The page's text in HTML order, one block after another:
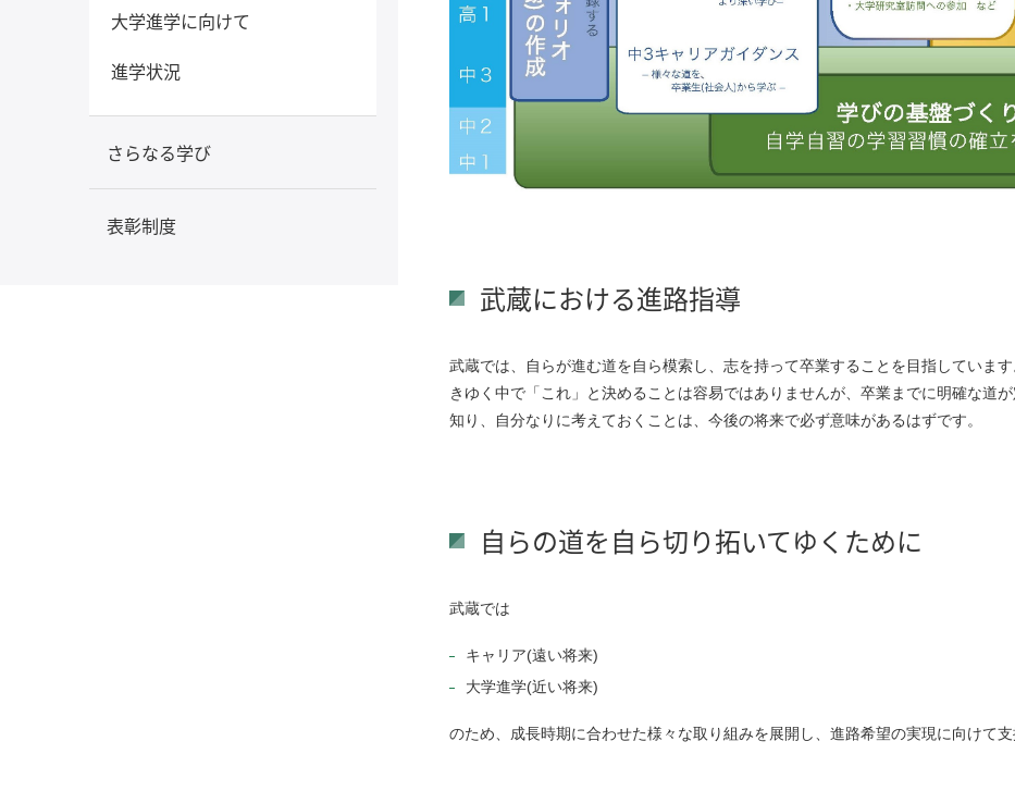
武蔵における進路指導
武蔵では、自らが進む道を自ら模索し、志を持って卒業することを目指していま
きゆく中で「これ」と決めることは容易ではありませんが、卒業までに明確な道
知り、自分なりに考えておくことは、今後の将来で必ず意味があるはずです。
自らの道を自ら切り拓いてゆくために
武蔵では
キャリア(遠い将来)
大学進学(近い将来)
のため、成長時期に合わせた様々な取り組みを展開し、進路希望の実現に向けて支
大学進学に向けて
進学状況
さらなる学び
表彰制度